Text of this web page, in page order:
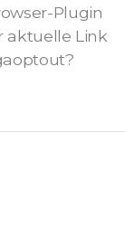
Plugin
aktuelle Link